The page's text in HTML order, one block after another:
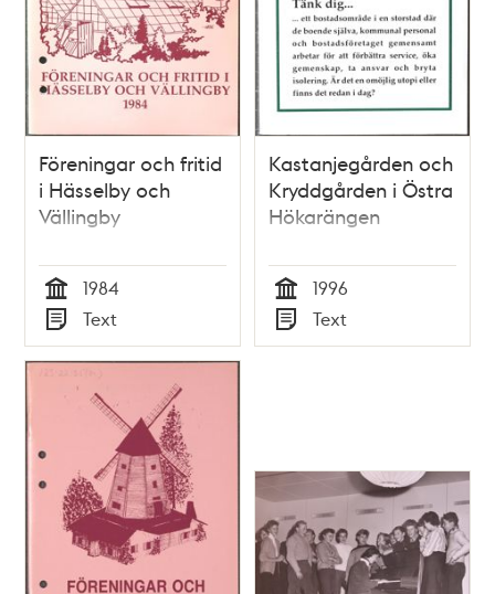
Föreningar och fritid
i Hässelby och
Vällingby
Tid
1984
Typ
Text
Kastanjegården och
Kryddgården i Östra
Hökarängen
Tid
1996
Typ
Text